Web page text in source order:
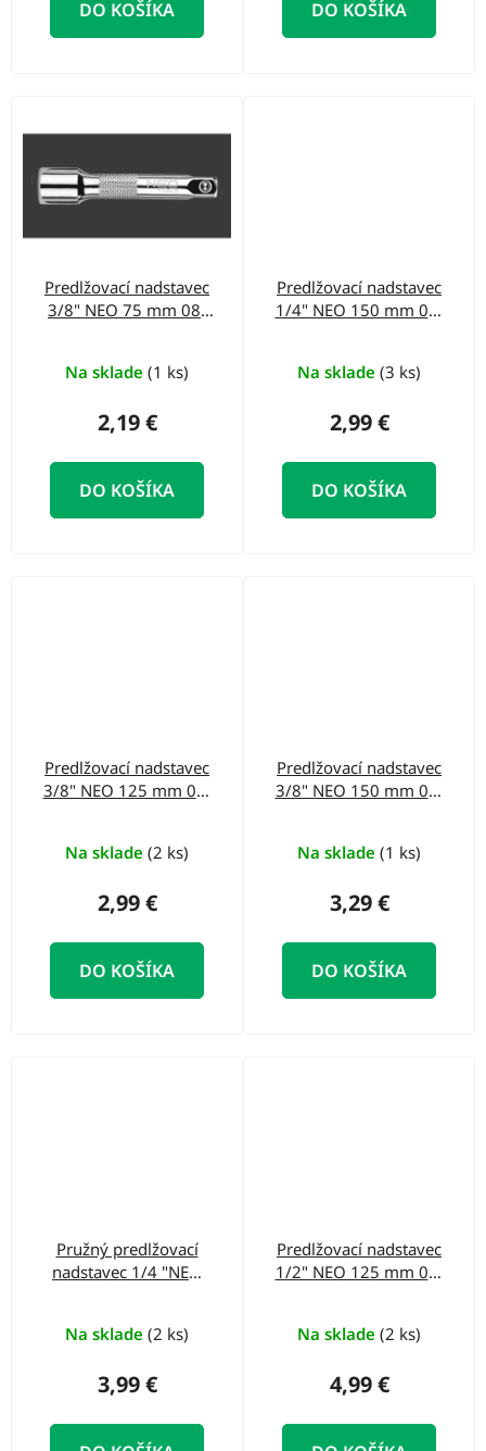
DO KOŠÍKA DO KOŠÍKA
Predlžovací nadstavec
3/8" NEO 75 mm 08-
Na sklade (1 ks)
2,19 €
DO KOŠÍKA
Predlžovací nadstavec
1/4" NEO 150 mm 08-
Na sklade (3 ks)
2,99 €
DO KOŠÍKA
Predlžovací nadstavec
3/8" NEO 125 mm 08-
Na sklade (2 ks)
2,99 €
DO KOŠÍKA
Predlžovací nadstavec
3/8" NEO 150 mm 08-
Na sklade (1 ks)
3,29 €
DO KOŠÍKA
Pružný predlžovací
nadstavec 1/4 "NEO
Na sklade (2 ks)
3,99 €
Predlžovací nadstavec
1/2" NEO 125 mm 08-
Na sklade (2 ks)
4,99 €